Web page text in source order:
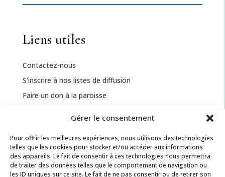
Gérer le consentement
Pour offrir les meilleures expériences, nous utilisons des technologies
telles que les cookies pour stocker et/ou accéder aux informations
des appareils. Le fait de consentir à ces technologies nous permettra
de traiter des données telles que le comportement de navigation ou
les ID uniques sur ce site. Le fait de ne pas consentir ou de retirer son
Liens utiles
Contactez-nous
S'inscrire à nos listes de diffusion
Faire un don à la paroisse
Politique de confidentialité
Politique de cookies